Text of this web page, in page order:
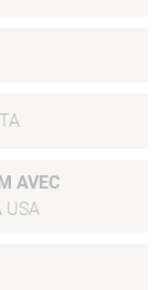
AVEC
USA